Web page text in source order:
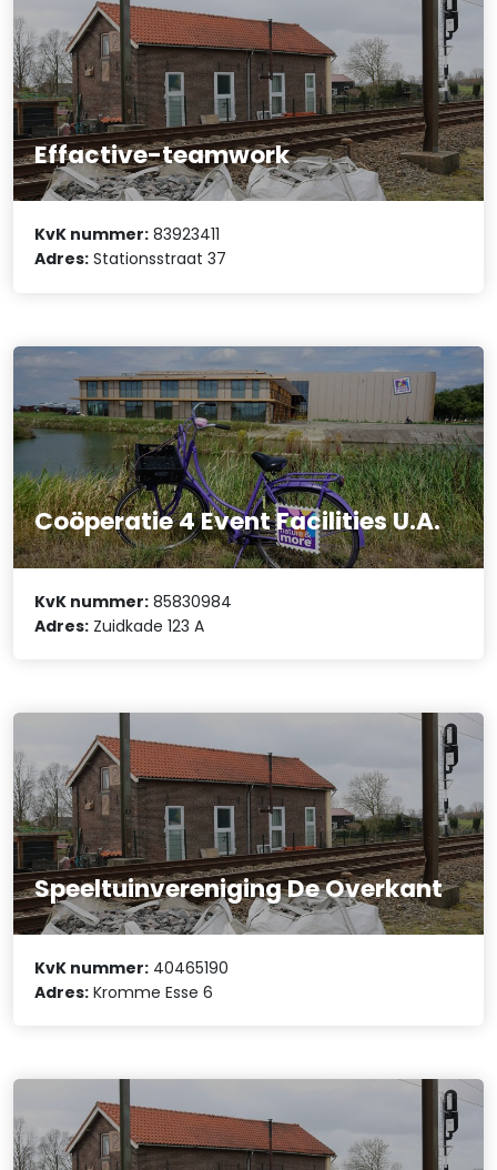
Effactive-teamwork
KvK nummer: 83923411
Adres: Stationsstraat 37
Coöperatie 4 Event Facilities U.A.
KvK nummer: 85830984
Adres: Zuidkade 123 A
Speeltuinvereniging De Overkant
KvK nummer: 40465190
Adres: Kromme Esse 6